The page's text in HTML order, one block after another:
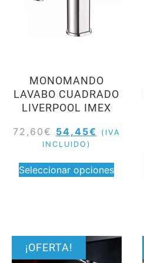
MONOMANDO
LAVABO CUADRADO
LIVERPOOL IMEX
72,60€ 54,45€
(IVA
INCLUIDO)
Seleccionar opciones
¡OFERTA!